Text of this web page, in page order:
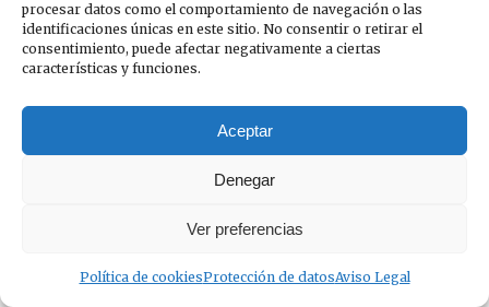
procesar datos como el comportamiento de navegación o las
identificaciones únicas en este sitio. No consentir o retirar el
consentimiento, puede afectar negativamente a ciertas
características y funciones.
Aceptar
Denegar
Ver preferencias
Política de cookiesProtección de datosAviso Legal